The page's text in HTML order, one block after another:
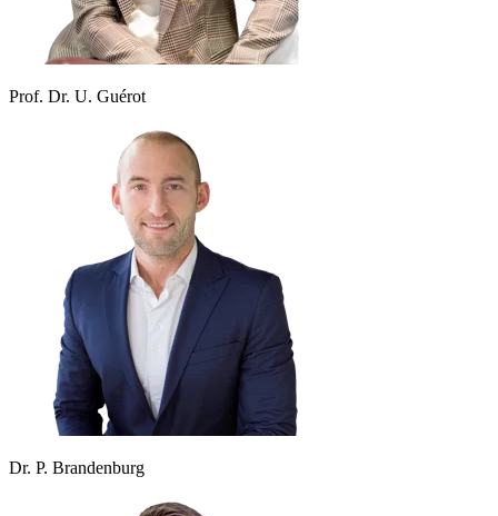
Prof. Dr. U. Guérot
Dr. P. Brandenburg